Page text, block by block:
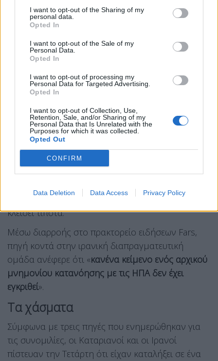
I want to opt-out of the Sharing of my
personal data.
Opted In
I want to opt-out of the Sale of my
Personal Data.
Opted In
I want to opt-out of processing my
Personal Data for Targeted Advertising.
Opted In
I want to opt-out of Collection, Use,
Retention, Sale, and/or Sharing of my
Personal Data that Is Unrelated with the
Purposes for which it was collected.
Opted Out
CONFIRM
Data Deletion Data Access Privacy Policy
Το Ιράν διαψεύδει τον Τραμπ περί
συμφωνίας
Διαψεύδει το Ιράν τον Ντόναλντ Τραμπ, που είχε
πολύ κοντά σε συμφωνία, και επιμένει ότι δεν έχει
κλείσει τίποτα.
Μέσω διαρροής στο πρακτορείο ειδήσεων Fars,
πηγή κοντά στην ιρανική διαπραγματευτική
ομάδα ανέφερε ότι «κανένα κείμενο ενός αρχικού
μνημονίου κατανόησης με τις ΗΠΑ δεν έχει
εγκριθεί».
Τα χάσματα
Σύμφωνα με τρεις πηγές που ενημερώθηκαν για
τις συνομιλίες, οι Καταριανοί και οι Ιρανοί
πίστευαν την Τετάρτη ότι είχαν καταλήξει σε ένα